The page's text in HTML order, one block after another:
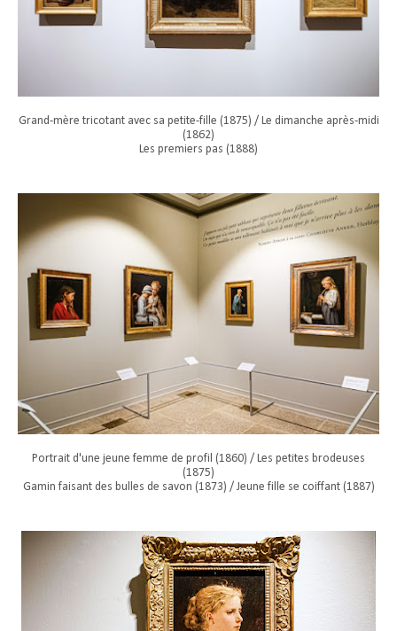
Grand-mère tricotant avec sa petite-fille (1875) / Le dimanche après-midi
(1862)
Les premiers pas (1888)
Portrait d'une jeune femme de profil (1860) / Les petites brodeuses
(1875)
Gamin faisant des bulles de savon (1873) / Jeune fille se coiffant (1887)